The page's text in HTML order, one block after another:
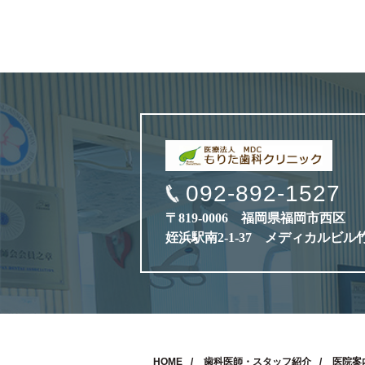
092-892-1527
〒819-0006 福岡県福岡市西区
姪浜駅南2-1-37 メディカルビル
HOME 歯科医師・スタッフ紹介 医院案